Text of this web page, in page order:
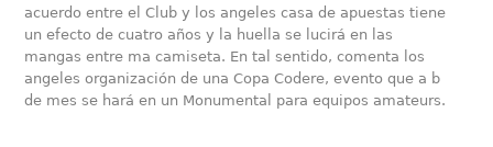
acuerdo entre el Club y los angeles casa de apuestas tiene
un efecto de cuatro años y la huella se lucirá en las
mangas entre ma camiseta. En tal sentido, comenta los
angeles organización de una Copa Codere, evento que a b
de mes se hará en un Monumental para equipos amateurs.